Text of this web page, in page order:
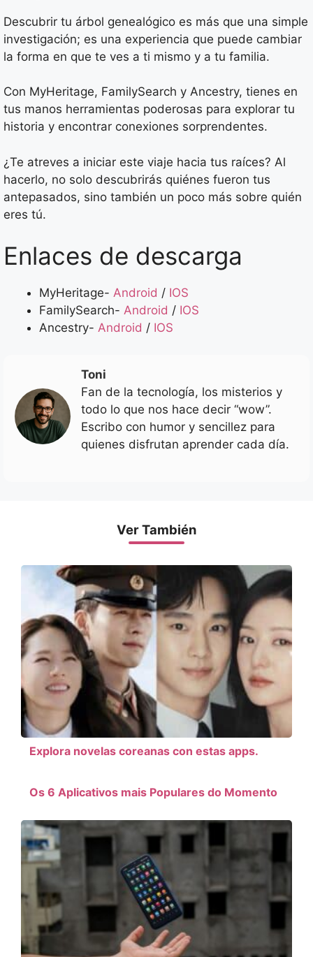
Descubrir tu árbol genealógico es más que una simple
investigación; es una experiencia que puede cambiar
la forma en que te ves a ti mismo y a tu familia.
Con MyHeritage, FamilySearch y Ancestry, tienes en
tus manos herramientas poderosas para explorar tu
historia y encontrar conexiones sorprendentes.
¿Te atreves a iniciar este viaje hacia tus raíces? Al
hacerlo, no solo descubrirás quiénes fueron tus
antepasados, sino también un poco más sobre quién
eres tú.
Enlaces de descarga
MyHeritage- Android / IOS
FamilySearch- Android / IOS
Ancestry- Android / IOS
Toni
Fan de la tecnología, los misterios y
todo lo que nos hace decir “wow”.
Escribo con humor y sencillez para
quienes disfrutan aprender cada día.
Ver También
Explora novelas coreanas con estas apps.
Os 6 Aplicativos mais Populares do Momento